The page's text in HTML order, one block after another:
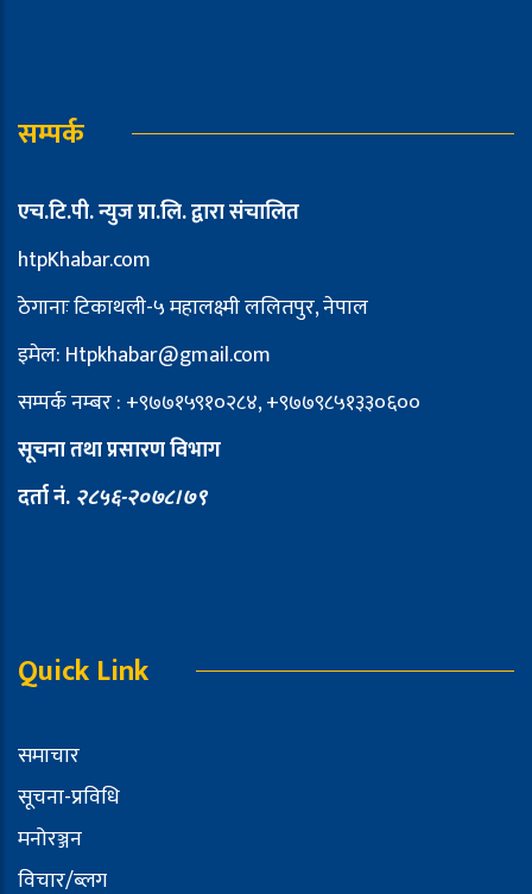
सम्पर्क
एच.टि.पी. न्युज प्रा.लि. द्वारा संचालित
htpKhabar.com
ठेगानाः टिकाथली-५ महालक्ष्मी ललितपुर, नेपाल
इमेल: Htpkhabar@gmail.com
सम्पर्क नम्बर : +९७७१५९१०२८४, +९७७९८५१३३०६००
सूचना तथा प्रसारण विभाग
दर्ता नं. २८५६-२०७८।७९
Quick Link
समाचार
सूचना-प्रविधि
मनोरञ्जन
विचार/ब्लग